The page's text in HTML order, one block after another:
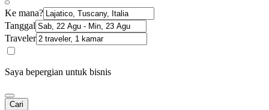
Ke mana?
Tanggal
Traveler
Saya bepergian untuk bisnis
Cari